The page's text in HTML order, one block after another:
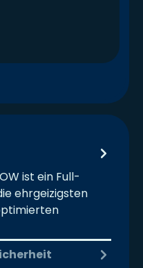
ist ein Full-
ehrgeizigsten